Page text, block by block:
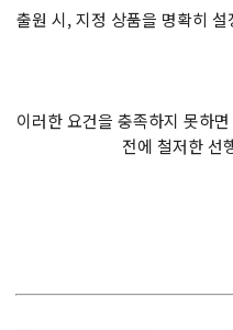
출원 시, 지정 상품을 명확히
이러한 요건을 충족하지 못하
전에 철저한 선